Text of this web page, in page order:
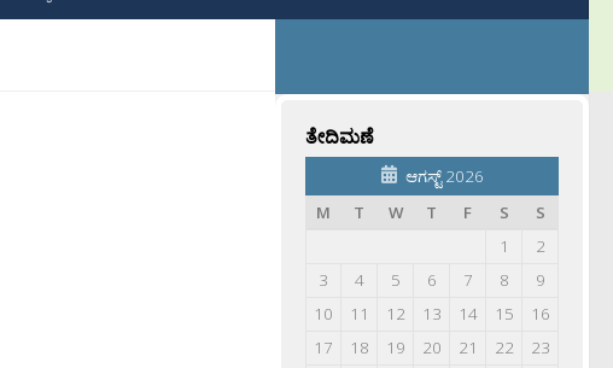
ತೇದಿಮಣೆ
ಆಗಸ್ಟ್ 2026
M
T W T F S
S
1
2
3
4 5 6 7 8
9
10
11 12 13 14 15
16
17
18 19 20 21 22
23